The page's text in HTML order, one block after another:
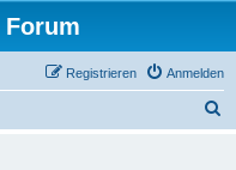
Forum
Anmelden
Registrieren